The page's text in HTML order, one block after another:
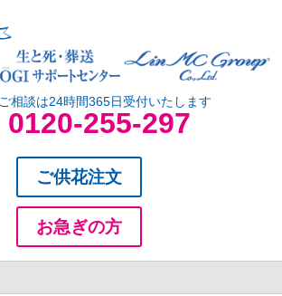
相談は24時間365日受付いたします
0120-255-297
ご供花注文
お急ぎの方